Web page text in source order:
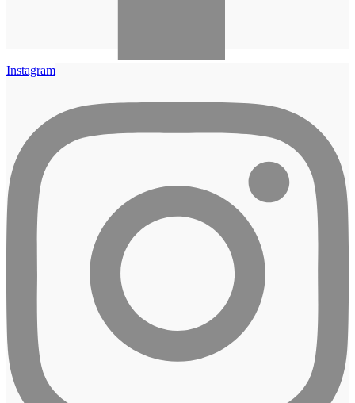
Instagram